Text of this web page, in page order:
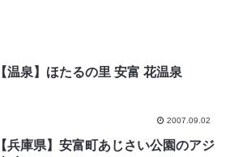
【温泉】ほたるの里 安富 花温泉
2007.09.02
【兵庫県】安富町あじさい公園のアジ